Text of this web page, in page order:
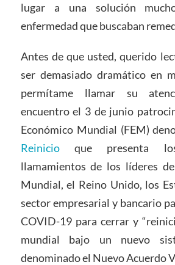
lugar a una solución
enfermedad que buscaban
Antes de que usted, querido
ser demasiado dramático en
permítame llamar su
encuentro el 3 de junio
Económico Mundial (FEM)
Reinicioque presenta los
llamamientos de los líderes
Mundial, el Reino Unido, los
sector empresarial y bancario
COVID-19 para cerrar y
mundial bajo un nuevo
denominado el Nuevo Acuerdo